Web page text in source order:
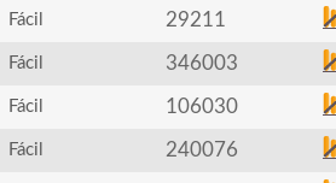
Fácil 29211
Fácil 346003
Fácil 106030
Fácil 240076